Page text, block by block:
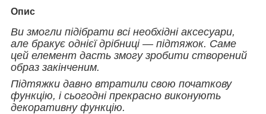
Опис
Ви змогли підібрати всі необхідні аксесуари,
але бракує однієї дрібниці — підтяжок. Саме
цей елемент дасть змогу зробити створений
образ закінченим.
Підтяжки давно втратили свою початкову
функцію, і сьогодні прекрасно виконують
декоративну функцію.